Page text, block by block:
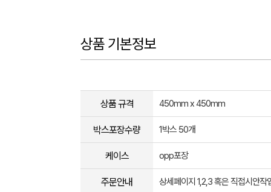
상품 기본정보
상품 규격 450mm x 450mm
박스포장수량 1박스 50개
케이스 opp포장
주문안내 상세페이지 1,2,3 혹은 직접시안작